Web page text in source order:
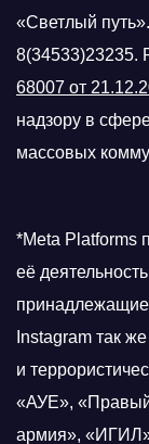
«Светлый
8(34533)23235.
68007 от
надзору в
массовых
*Meta Platforms
её
принадлежащие
Instagram так
и
«АУЕ», «Правый
армия», «ИГИЛ»